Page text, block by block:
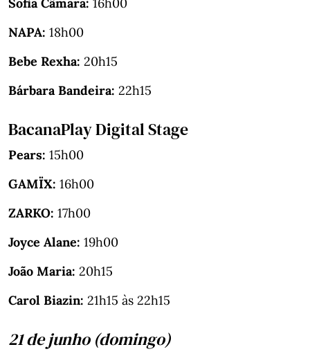
NAPA: 18h00
Bebe Rexha: 20h15
Bárbara Bandeira: 22h15
BacanaPlay Digital Stage
Pears: 15h00
GAMÏX: 16h00
ZARKO: 17h00
Joyce Alane: 19h00
João Maria: 20h15
Carol Biazin: 21h15 às 22h15
21 de junho (domingo)